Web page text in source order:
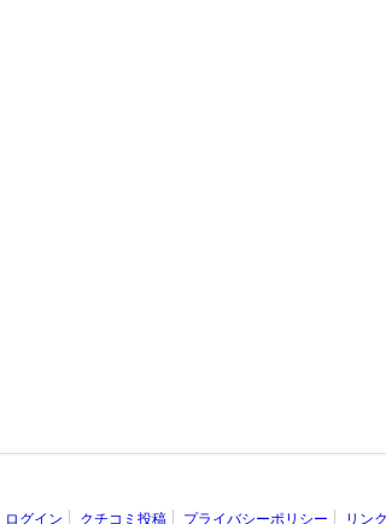
ログイン クチコミ投稿 プライバシーポリシー リンク